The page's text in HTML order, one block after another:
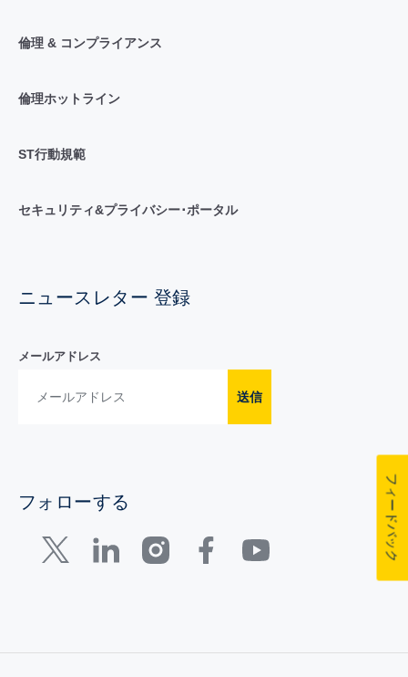
倫理 & コンプライアンス
倫理ホットライン
ST行動規範
セキュリティ&プライバシー･ポータル
ニュースレター 登録
メールアドレス
送信
フォローする フィードバック